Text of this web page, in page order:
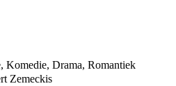
Komedie, Drama, Romantiek
Zemeckis